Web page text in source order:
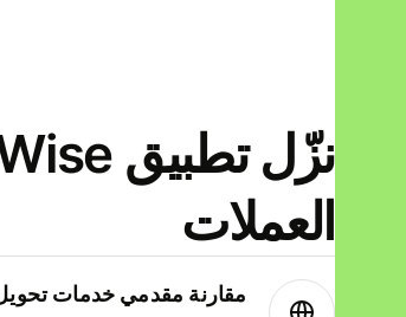
العملات
مقارنة مقدمي خدمات تحويل